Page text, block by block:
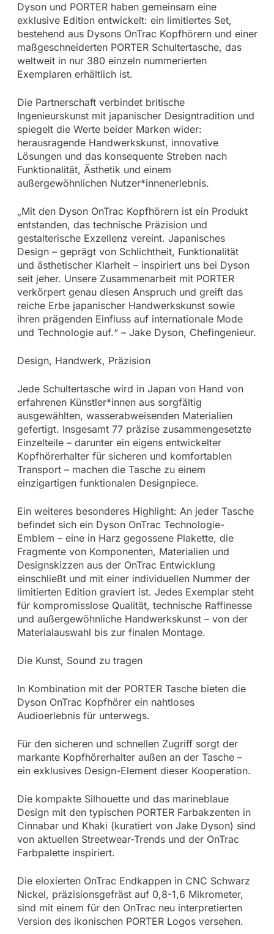
Dyson und PORTER haben gemeinsam eine
exklusive Edition entwickelt: ein limitiertes Set,
bestehend aus Dysons OnTrac Kopfhörern und einer
maßgeschneiderten PORTER Schultertasche, das
weltweit in nur 380 einzeln nummerierten
Exemplaren erhältlich ist.
Die Partnerschaft verbindet britische
Ingenieurskunst mit japanischer Designtradition und
spiegelt die Werte beider Marken wider:
herausragende Handwerkskunst, innovative
Lösungen und das konsequente Streben nach
Funktionalität, Ästhetik und einem
außergewöhnlichen Nutzer*innenerlebnis.
„Mit den Dyson OnTrac Kopfhörern ist ein Produkt
entstanden, das technische Präzision und
gestalterische Exzellenz vereint. Japanisches
Design – geprägt von Schlichtheit, Funktionalität
und ästhetischer Klarheit – inspiriert uns bei Dyson
seit jeher. Unsere Zusammenarbeit mit PORTER
verkörpert genau diesen Anspruch und greift das
reiche Erbe japanischer Handwerkskunst sowie
ihren prägenden Einfluss auf internationale Mode
und Technologie auf.“ – Jake Dyson, Chefingenieur.
Design, Handwerk, Präzision
Jede Schultertasche wird in Japan von Hand von
erfahrenen Künstler*innen aus sorgfältig
ausgewählten, wasserabweisenden Materialien
gefertigt. Insgesamt 77 präzise zusammengesetzte
Einzelteile – darunter ein eigens entwickelter
Kopfhörerhalter für sicheren und komfortablen
Transport – machen die Tasche zu einem
einzigartigen funktionalen Designpiece.
Ein weiteres besonderes Highlight: An jeder Tasche
befindet sich ein Dyson OnTrac Technologie-
Emblem – eine in Harz gegossene Plakette, die
Fragmente von Komponenten, Materialien und
Designskizzen aus der OnTrac Entwicklung
einschließt und mit einer individuellen Nummer der
limitierten Edition graviert ist. Jedes Exemplar steht
für kompromisslose Qualität, technische Raffinesse
und außergewöhnliche Handwerkskunst – von der
Materialauswahl bis zur finalen Montage.
Die Kunst, Sound zu tragen
In Kombination mit der PORTER Tasche bieten die
Dyson OnTrac Kopfhörer ein nahtloses
Audioerlebnis für unterwegs.
Für den sicheren und schnellen Zugriff sorgt der
markante Kopfhörerhalter außen an der Tasche –
ein exklusives Design-Element dieser Kooperation.
Die kompakte Silhouette und das marineblaue
Design mit den typischen PORTER Farbakzenten in
Cinnabar und Khaki (kuratiert von Jake Dyson) sind
von aktuellen Streetwear-Trends und der OnTrac
Farbpalette inspiriert.
Die eloxierten OnTrac Endkappen in CNC Schwarz
Nickel, präzisionsgefräst auf 0,8-1,6 Mikrometer,
sind mit einem für den OnTrac neu interpretierten
Version des ikonischen PORTER Logos versehen.